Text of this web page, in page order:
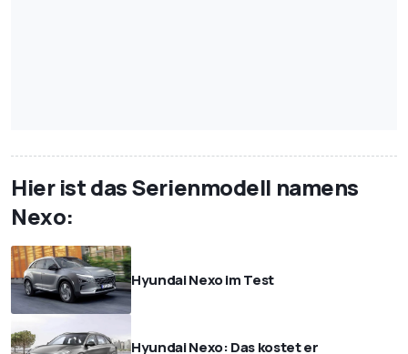
Hier ist das Serienmodell namens
Nexo:
Hyundai Nexo im Test
Hyundai Nexo: Das kostet er